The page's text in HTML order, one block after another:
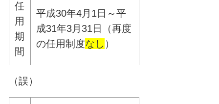
任
用
期
間
平成30年4月1日～平
成31年3月31日（再度
の任用制度なし ）
（誤）